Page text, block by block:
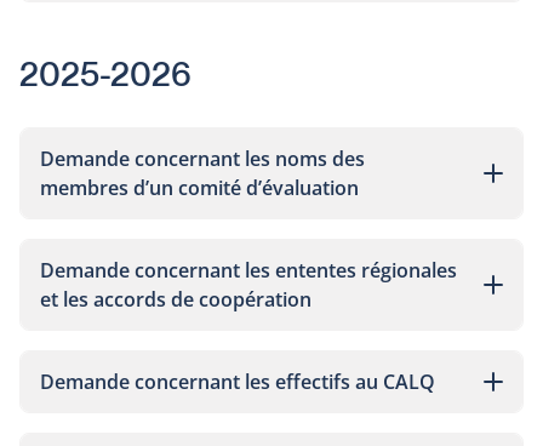
2025-2026
Demande concernant les noms des
membres d’un comité d’évaluation
Demande concernant les ententes régionales
et les accords de coopération
Demande concernant les effectifs au CALQ